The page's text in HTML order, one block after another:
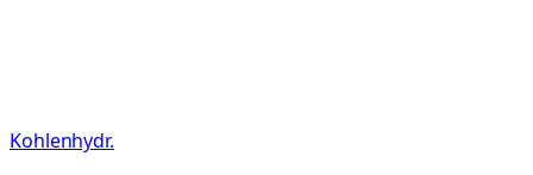
Kohlenhydr.